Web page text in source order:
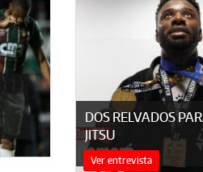
DOS RELVADOS
JITSU
Ver entrevista